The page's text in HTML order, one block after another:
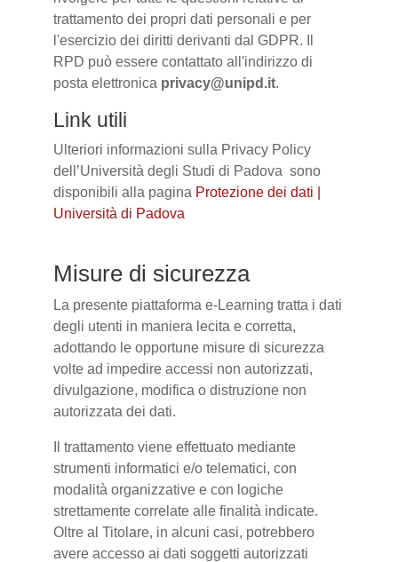
trattamento dei propri dati personali e per
l'esercizio dei diritti derivanti dal GDPR. Il
RPD può essere contattato all'indirizzo di
posta elettronica privacy@unipd.it.
Link utili
Ulteriori informazioni sulla Privacy Policy
dell’Università degli Studi di Padova sono
disponibili alla pagina Protezione dei dati |
Università di Padova
Misure di sicurezza
La presente piattaforma e-Learning tratta i dati
degli utenti in maniera lecita e corretta,
adottando le opportune misure di sicurezza
volte ad impedire accessi non autorizzati,
divulgazione, modifica o distruzione non
autorizzata dei dati.
Il trattamento viene effettuato mediante
strumenti informatici e/o telematici, con
modalità organizzative e con logiche
strettamente correlate alle finalità indicate.
Oltre al Titolare, in alcuni casi, potrebbero
avere accesso ai dati soggetti autorizzati